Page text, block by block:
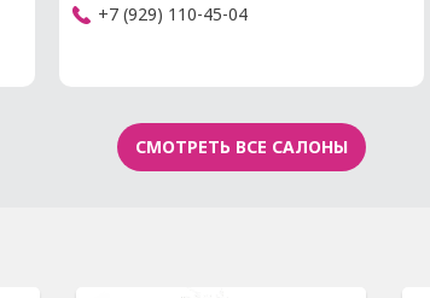
+7 (929) 110-45-04
СМОТРЕТЬ ВСЕ САЛОНЫ